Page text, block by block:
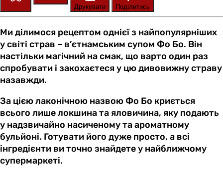
Друкувати
Поділитись
Ми ділимося рецептом однієї з найпопулярніших
у світі страв – в’єтнамським супом Фо Бо. Він
настільки магічний на смак, що варто один раз
спробувати і закохаєтеся у цю дивовижну страву
назавжди.
За цією лаконічною назвою Фо Бо криється
всього лише локшина та яловичина, яку подають
у надзвичайно насиченому та ароматному
бульйоні. Готувати його дуже просто, а всі
інгредієнти ви точно знайдете у найближчому
супермаркеті.